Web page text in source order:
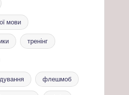
мови
тренінг
флешмоб